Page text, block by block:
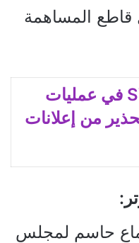
المساهمة
أقرأ أيضاً: استخدام SVT في عمليات
من إعلانات
حاسم لمجلس